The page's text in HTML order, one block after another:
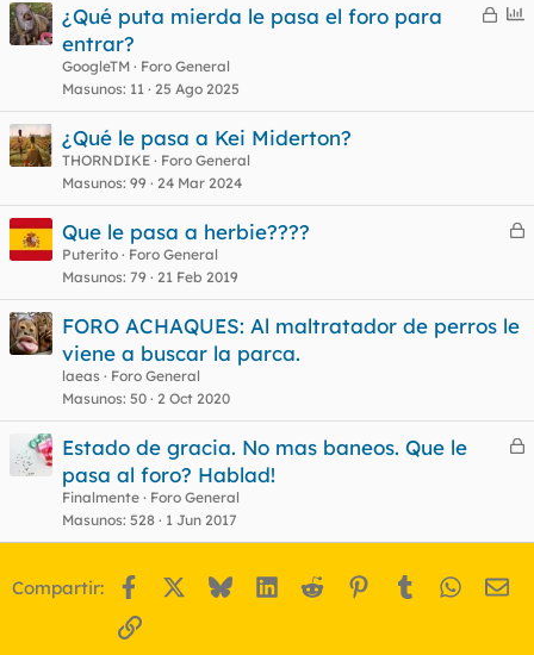
C
a
E
e
¿Qué puta mierda le pasa el foro para
entrar?
GoogleTM
Foro General
Masunos 11 25 Ago 2025
¿Qué le pasa a Kei Miderton?
THORNDIKE
Foro General
Masunos 99 24 Mar 2024
C
r
Que le pasa a herbie????
Puterito
Foro General
Masunos 79 21 Feb 2019
FORO ACHAQUES: Al maltratador de perros le
viene a buscar la parca.
laeas
Foro General
Masunos 50 2 Oct 2020
C
a
Estado de gracia. No mas baneos. Que le
pasa al foro? Hablad!
Finalmente
Foro General
Masunos 528 1 Jun 2017
Compartir: Facebook BlueskyLinkedIn
Reddit Pinterest
Tumblr
Enlace